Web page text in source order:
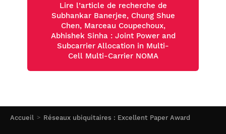
Accueil Réseaux ubiquitaires : Excellent Paper Award
Lire l’article de recherche de
Subhankar Banerjee, Chung Shue
Chen, Marceau Coupechoux,
Abhishek Sinha : Joint Power and
Subcarrier Allocation in Multi-
Cell Multi-Carrier NOMA